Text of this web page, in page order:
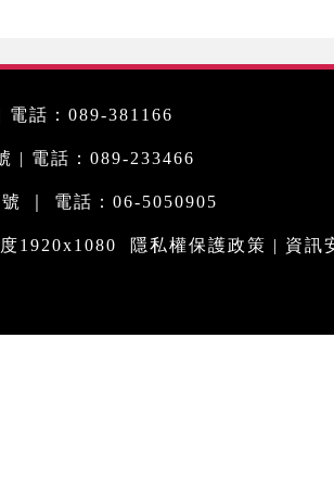
電話：089-381166
| 電話：089-233466
｜ 電話：06-5050905
1920x1080 隱私權保護政策 | 資訊